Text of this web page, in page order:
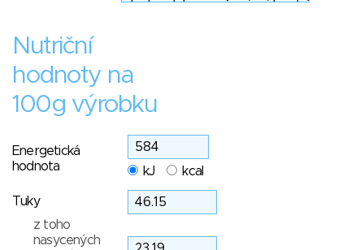
Nutriční
hodnoty na
100g výrobku
Energetická
hodnota
kJ kcal
Tuky
z toho
nasycených